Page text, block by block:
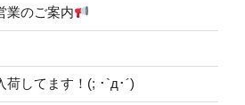
業のご案内
荷してます！(; ･`д･´)